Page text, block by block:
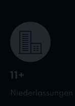
11+
Niederlassungen